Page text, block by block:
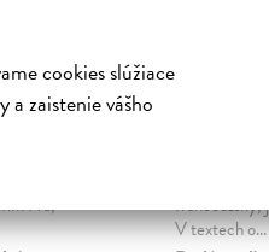
cookies slúžiace
zaistenie vášho
Fra,
Ianus
Tvorba
francouzsky,
V textech o...